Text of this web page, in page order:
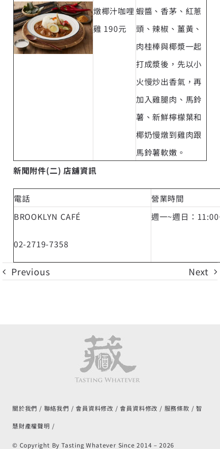
燉椰汁咖哩
雞 190元
蝦醬、香茅、紅蔥
頭、辣椒、薑黃、
肉桂棒與椰漿一起
打成漿後，先以小
火慢炒出香氣，再
加入雞腿肉、馬鈴
薯、新鮮檸檬葉和
椰奶慢燉到雞肉跟
馬鈴薯軟嫩。
新聞附件(二)店舖資訊
電話
營業時間
BROOKLYN CAFÉ
02-2719-7358
週一~週日：
Previous Next
關於我們 聯絡我們 會員資料修改 會員資料修改 服務條款 智
慧財產權聲明
© Copyright By Tasting Whatever Since 2014 – 2026